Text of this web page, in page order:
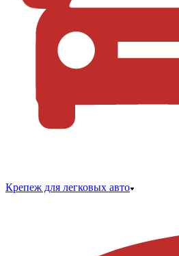
Крепеж для легковых авто